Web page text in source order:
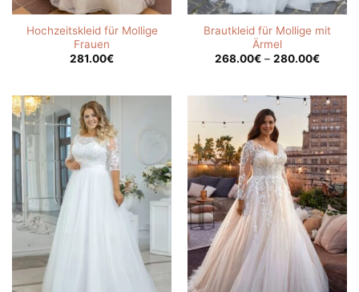
Hochzeitskleid für Mollige
Frauen
281.00€
Brautkleid für Mollige mit
Ärmel
268.00€ – 280.00€Price